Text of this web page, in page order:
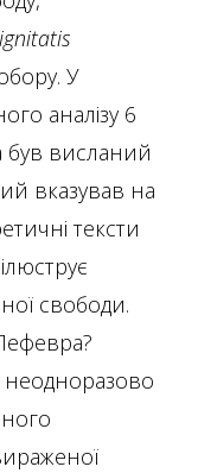
У
аналізу 6
був висланий
вказував на
тексти
свободи.
неодноразово